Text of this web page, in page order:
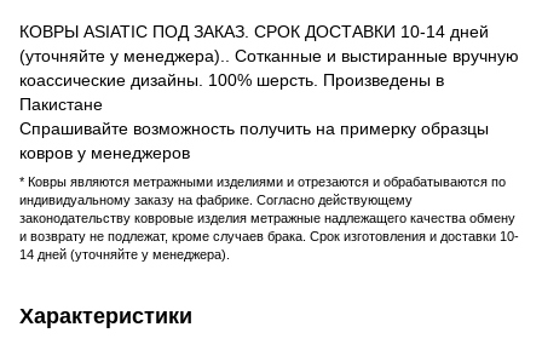
КОВРЫ ASIATIC ПОД ЗАКАЗ. СРОК ДОСТАВКИ 10-14 дней
(уточняйте у менеджера).. Сотканные и выстиранные вручную
коассические дизайны. 100% шерсть. Произведены в
Пакистане
Спрашивайте возможность получить на примерку образцы
ковров у менеджеров
* Ковры являются метражными изделиями и отрезаются и обрабатываются по
индивидуальному заказу на фабрике. Согласно действующему
законодательству ковровые изделия метражные надлежащего качества обмену
и возврату не подлежат, кроме случаев брака. Срок изготовления и доставки 10-
14 дней (уточняйте у менеджера).
Характеристики